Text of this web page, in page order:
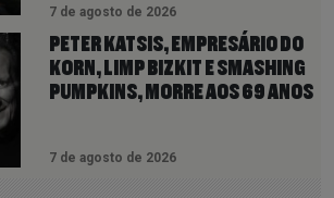
7 de agosto de 2026
PETER KATSIS, EMPRESÁRIO DO
KORN, LIMP BIZKIT E SMASHING
PUMPKINS, MORRE AOS 69 ANOS
7 de agosto de 2026